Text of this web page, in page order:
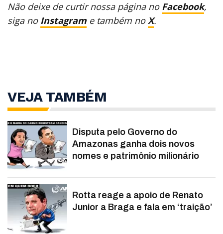
Não deixe de curtir nossa página no Facebook,
siga no Instagram e também noX.
VEJA TAMBÉM
Disputa pelo Governo do
Amazonas ganha dois novos
nomes e patrimônio milionário
Rotta reage a apoio de Renato
Junior a Braga e fala em ‘traição’